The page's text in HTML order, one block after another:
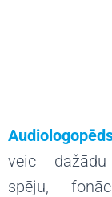
veic dažādu
spēju,